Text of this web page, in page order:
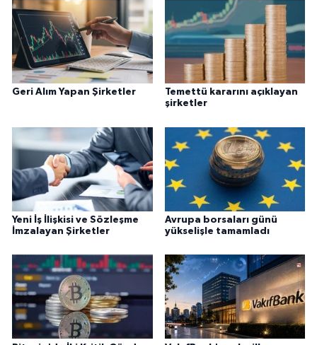
Geri Alım Yapan Şirketler
Temettü kararını açıklayan
şirketler
Yeni İş İlişkisi ve Sözleşme
İmzalayan Şirketler
Avrupa borsaları günü
yükselişle tamamladı